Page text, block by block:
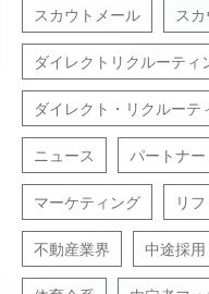
スカウトメール ス
ダイレクトリクルーティ
ダイレクト・リクルーテ
ニュース パートナー
マーケティング リ
不動産業界 中途採用